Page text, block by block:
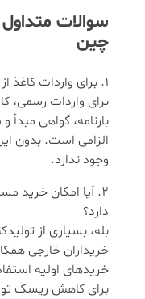
سوالات متداول
چین
برای واردات کاغذ
برای واردات رسمی،
بارنامه، گواهی
الزامی است. بدون
وجود ندارد.
آیا امکان خرید
دارد؟
بله، بسیاری از
خریداران خارجی
خریدهای اولیه
برای کاهش ریسک